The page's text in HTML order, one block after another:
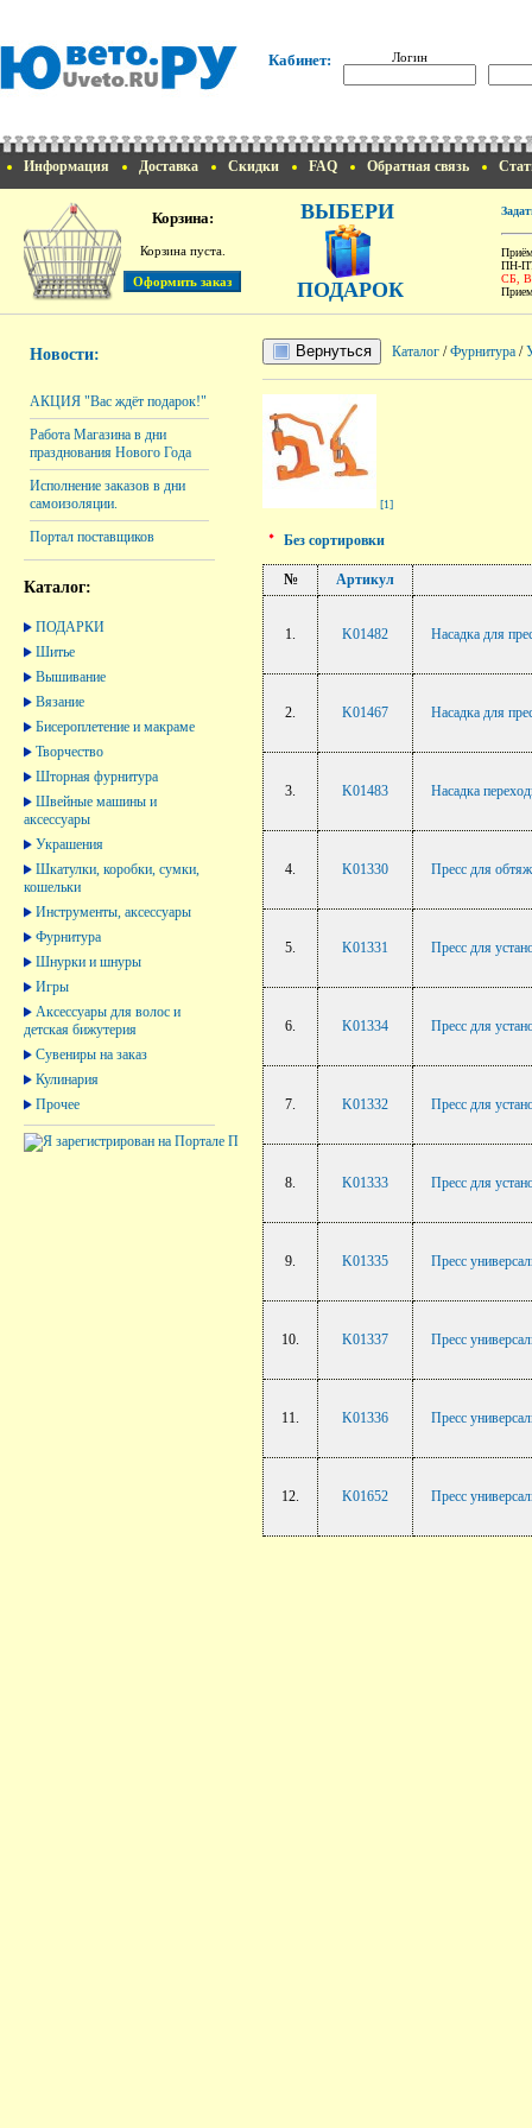
Кабинет: Логин
Информация Доставка Скидки FAQ Обратная связь
Корзина:
Корзина пуста.
ВЫБЕРИ
ПОДАРОК
ПН-
СБ,
Новости:
АКЦИЯ "Вас ждёт подарок!"
Работа Магазина в дни
празднования Нового Года
Исполнение заказов в дни
самоизоляции.
Портал поставщиков
Каталог:
ПОДАРКИ
Шитье
Вышивание
Вязание
Бисероплетение и макраме
Творчество
Шторная фурнитура
Швейные машины и
аксессуары
Украшения
Шкатулки, коробки, сумки,
кошельки
Инструменты, аксессуары
Фурнитура
Шнурки и шнуры
Игры
Аксессуары для волос и
детская бижутерия
Сувениры на заказ
Кулинария
Прочее
Вернуться Каталог /Фурнитура /
[1]
Без сортировки
№ Артикул
1. K01482 Насадка для
2. K01467 Насадка для
3. K01483 Насадка
4. K01330 Пресс для
5. K01331 Пресс для
6. K01334 Пресс для
7. K01332 Пресс для
8. K01333 Пресс для
9. K01335 Пресс
10. K01337 Пресс
11. K01336 Пресс
12. K01652 Пресс